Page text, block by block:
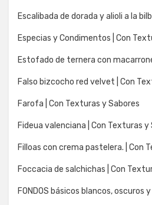
Escalibada de dorada y alioli a la
Especias y Condimentos | Con
Estofado de ternera con
Falso bizcocho red velvet | Con
Farofa | Con Texturas y Sabores
Fideua valenciana | Con Texturas y
Filloas con crema pastelera. | Con
Foccacia de salchichas | Con
FONDOS básicos blancos, oscuros